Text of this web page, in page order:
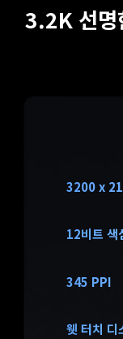
3.2K 선명
3200 x
12비트 색
345 PPI
웻 터치 디